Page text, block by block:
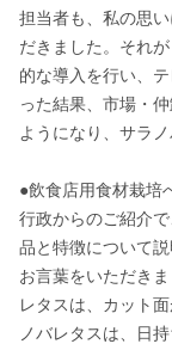
担当者も、私の思
だきました。それ
的な導入を行い、
った結果、市場・
ようになり、サラ
●飲食店用食材栽培
行政からのご紹介
品と特徴について
お言葉をいただき
レタスは、カット
ノバレタスは、日